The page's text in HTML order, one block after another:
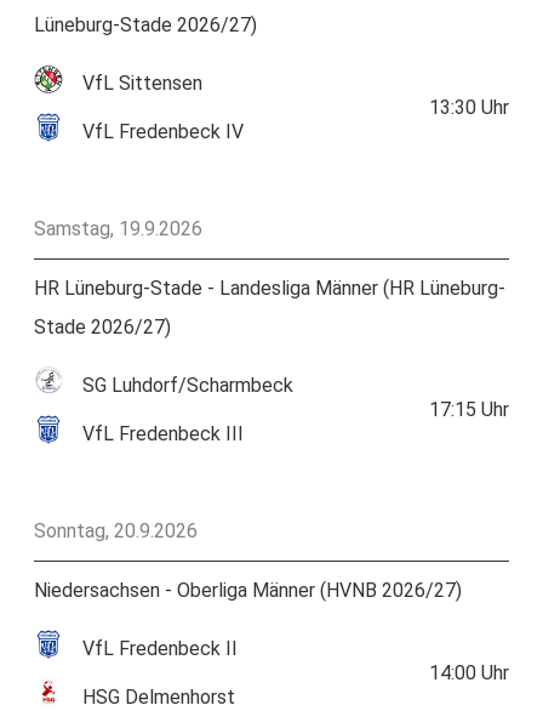
Lüneburg-Stade 2026/27)
VfL Sittensen
VfL Fredenbeck IV
13:30 Uhr
Samstag, 19.9.2026
HR Lüneburg-Stade - Landesliga Männer (HR Lüneburg-
Stade 2026/27)
SG Luhdorf/Scharmbeck
VfL Fredenbeck III
17:15 Uhr
Sonntag, 20.9.2026
Niedersachsen - Oberliga Männer (HVNB 2026/27)
VfL Fredenbeck II
HSG Delmenhorst
14:00 Uhr